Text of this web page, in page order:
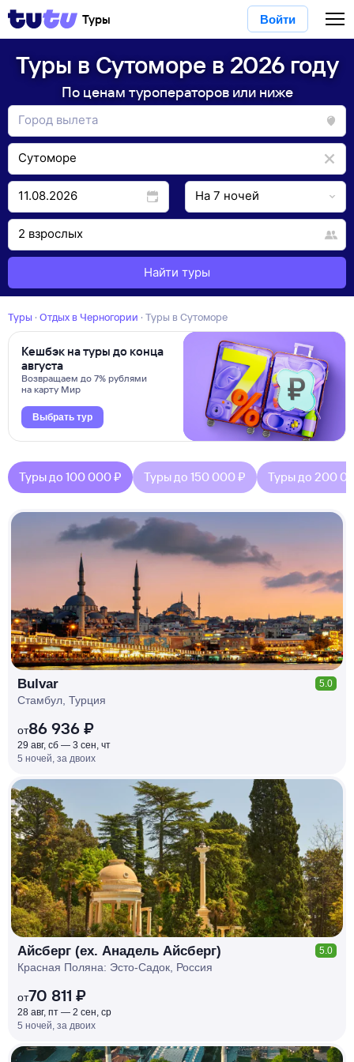
Туры Войти
Туры в Сутоморе в 2026 году
По ценам туроператоров или ниже
Найти туры
Туры · Отдых в Черногории · Туры в Сутоморе
Кешбэк на туры до конца
августа
Возвращаем до 7% рублями
на карту Мир
Выбрать тур
Туры до 100 000 ₽ Туры до 150 000 ₽ Туры до 200
КЕШБЭК
РУБЛЯ
МИ
Д
О 7
Bulvar 5.0
Стамбул, Турция
от86 936 ₽
29 авг, сб — 3 сен, чт
5 ночей, за двоих
КЕШБЭК
РУБЛЯ
МИ
Д
О 7
%
Айсберг (ex. Анадель Айсберг) 5.0
Красная Поляна: Эсто-Садок, Россия
от70 811 ₽
28 авг, пт — 2 сен, ср
5 ночей, за двоих